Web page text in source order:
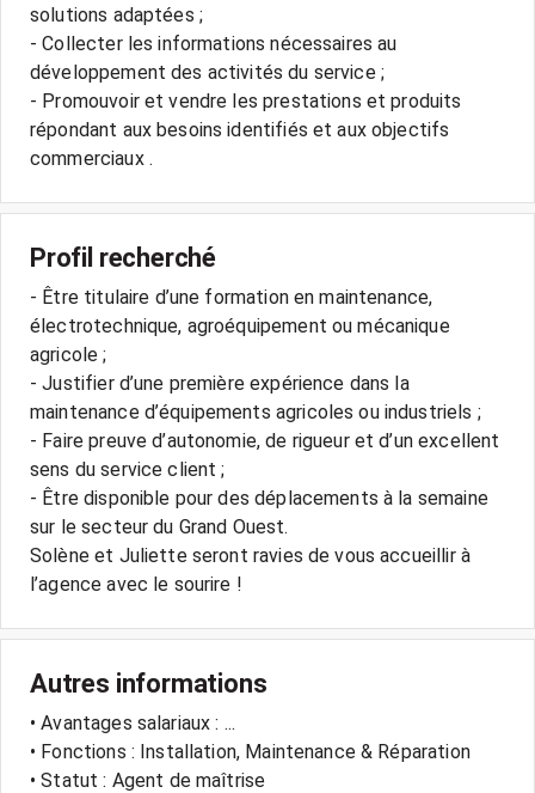
solutions adaptées ;
- Collecter les informations nécessaires au
développement des activités du service ;
- Promouvoir et vendre les prestations et produits
répondant aux besoins identifiés et aux objectifs
commerciaux .
Profil recherché
- Être titulaire d’une formation en maintenance,
électrotechnique, agroéquipement ou mécanique
agricole ;
- Justifier d’une première expérience dans la
maintenance d’équipements agricoles ou industriels ;
- Faire preuve d’autonomie, de rigueur et d’un excellent
sens du service client ;
- Être disponible pour des déplacements à la semaine
sur le secteur du Grand Ouest.
Solène et Juliette seront ravies de vous accueillir à
l’agence avec le sourire !
Autres informations
• Avantages salariaux : ...
• Fonctions : Installation, Maintenance & Réparation
• Statut : Agent de maîtrise